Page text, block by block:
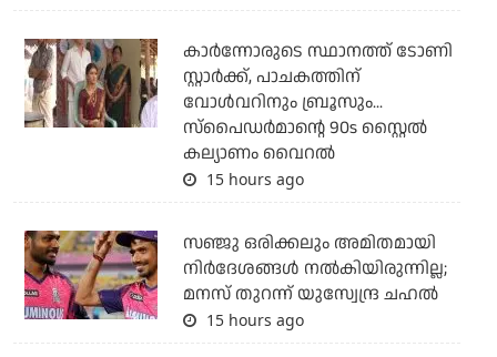
കാര്‍ന്നോരുടെ സ്ഥാനത്ത് ടോണി
സ്റ്റാര്‍ക്ക്, പാചകത്തിന്
വോള്‍വറിനും ബ്രൂസും...
സ്‌പൈഡര്‍മാന്റെ 90s സ്റ്റൈല്‍
കല്യാണം വൈറല്‍
15 hours ago
സഞ്ജു ഒരിക്കലും അമിതമായി
നിര്‍ദേശങ്ങള്‍ നല്‍കിയിരുന്നില്ല;
മനസ് തുറന്ന് യുസ്വേന്ദ്ര ചഹല്‍
15 hours ago